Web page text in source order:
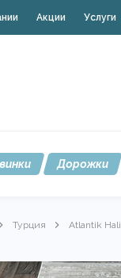
Акции Услуги
Дорожки
Турция Atlantik Hali